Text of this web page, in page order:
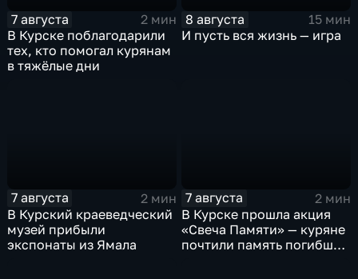
7 августа
2 мин
В Курске поблагодарили
тех, кто помогал курянам
в тяжёлые дни
8 августа
15 мин
И пусть вся жизнь — игра
7 августа
2 мин
В Курский краеведческий
музей прибыли
экспонаты из Ямала
7 августа
2 мин
В Курске прошла акция
«Свеча Памяти» — куряне
почтили память погибших